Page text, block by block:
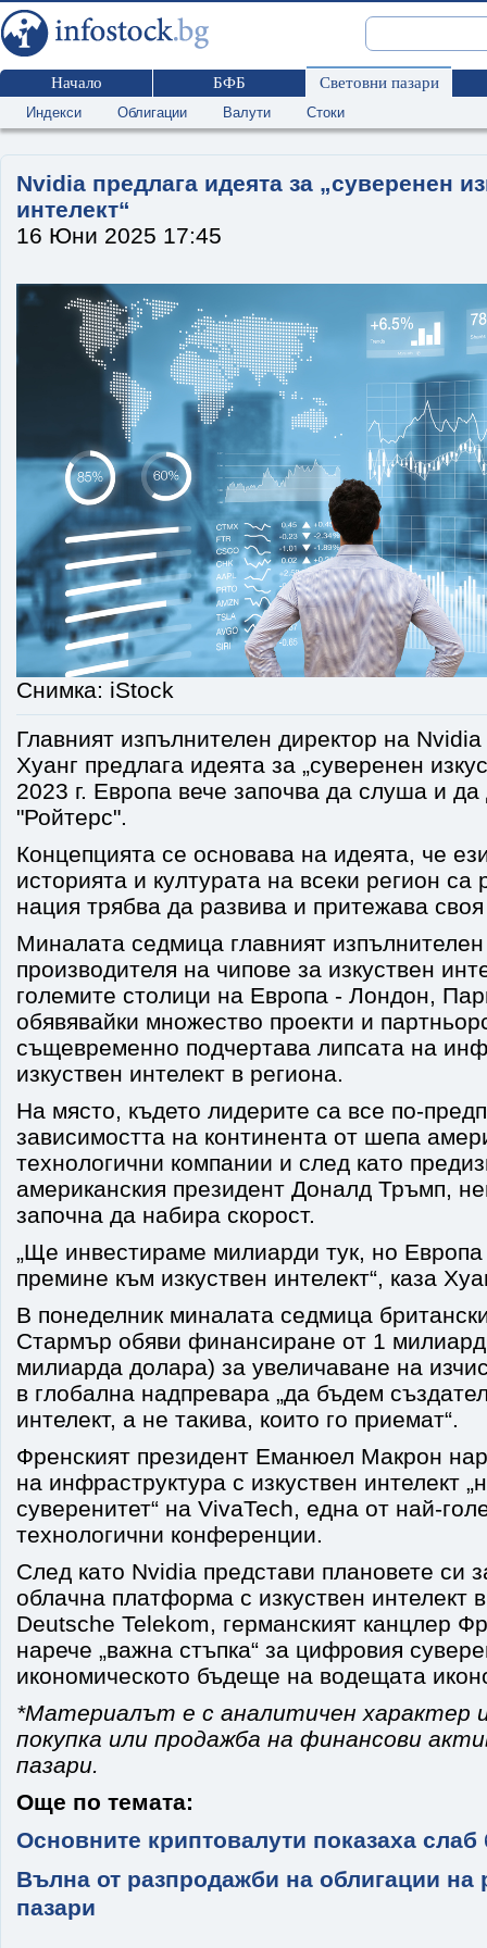
Начало БФБ Световни пазари
Индекси Облигации Валути Стоки
Nvidia предлага идеята за „суверенен
интелект“
16 Юни 2025 17:45
Снимка: iStock
Главният изпълнителен директор на
Хуанг предлага идеята за „суверенен
2023 г. Европа вече започва да слуша и
"Ройтерс".
Концепцията се основава на идеята, че
историята и културата на всеки регион са
нация трябва да развива и притежава своя
Миналата седмица главният
производителя на чипове за изкуствен
големите столици на Европа - Лондон,
обявявайки множество проекти и
същевременно подчертава липсата на
изкуствен интелект в региона.
На място, където лидерите са все по-
зависимостта на континента от шепа
технологични компании и след като
американския президент Доналд Тръмп,
започна да набира скорост.
„Ще инвестираме милиарди тук, но
премине към изкуствен интелект“, каза
В понеделник миналата седмица
Стармър обяви финансиране от 1
милиарда долара) за увеличаване на
в глобална надпревара „да бъдем
интелект, а не такива, които го приемат“.
Френският президент Еманюел Макрон
на инфраструктура с изкуствен интелект
суверенитет“ на VivaTech, една от най-
технологични конференции.
След като Nvidia представи плановете си
облачна платформа с изкуствен интелект
Deutsche Telekom, германският канцлер
нарече „важна стъпка“ за цифровия
икономическото бъдеще на водещата
*Материалът е с аналитичен характер
покупка или продажба на финансови
пазари.
Още по темата:
Основните криптовалути показаха
Вълна от разпродажби на облигации на
пазари